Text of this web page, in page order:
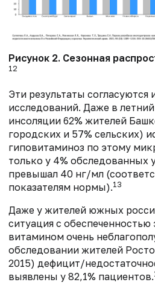
Рисунок 2. Сезонная
12
Эти результаты
исследований. Даже в
инсоляции 62% жителей
городских и 57% сельских)
гиповитаминоз по этому
только у 4% обследованных
превышал 40 нг/мл
показателям нормы).13
Даже у жителей южных
ситуация с
витамином очень
обследовании жителей
2015) дефицит/
выявлены у 82,1% пациентов.